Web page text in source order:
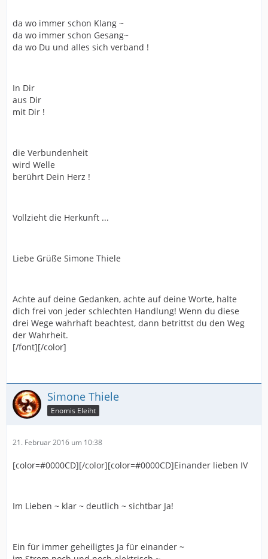
da wo immer schon Klang ~
da wo immer schon Gesang~
da wo Du und alles sich verband !
In Dir
aus Dir
mit Dir !
die Verbundenheit
wird Welle
berührt Dein Herz !
Vollzieht die Herkunft ...
Liebe Grüße Simone Thiele
Achte auf deine Gedanken, achte auf deine Worte, halte
dich frei von jeder schlechten Handlung! Wenn du diese
drei Wege wahrhaft beachtest, dann betrittst du den Weg
der Wahrheit.
[/font][/color]
Simone Thiele
Enomis Eleiht
21. Februar 2016 um 10:38
[color=#0000CD][/color][color=#0000CD]Einander lieben IV
Im Lieben ~ klar ~ deutlich ~ sichtbar Ja!
Ein für immer geheiligtes Ja für einander ~